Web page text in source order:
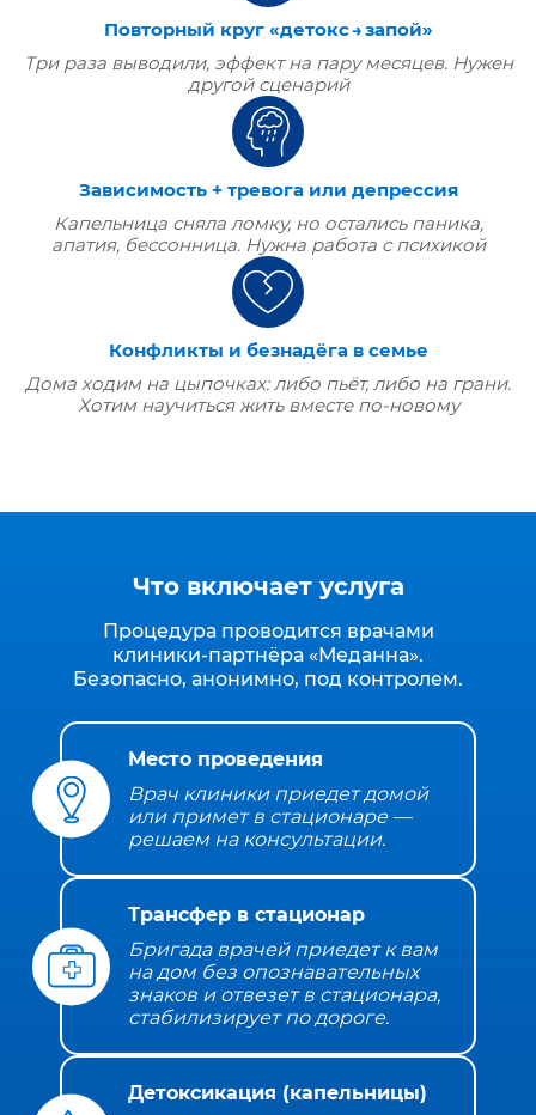
Повторный круг «детокс → запой»
Три раза выводили, эффект на пару месяцев. Нужен
другой сценарий
Зависимость + тревога или депрессия
Капельница сняла ломку, но остались паника,
апатия, бессонница. Нужна работа с психикой
Конфликты и безнадёга в семье
Дома ходим на цыпочках: либо пьёт, либо на грани.
Хотим научиться жить вместе по‑новому
Что включает услуга
Процедура проводится врачами
клиники‑партнёра «Меданна».
Безопасно, анонимно, под контролем.
Место проведения
Врач клиники приедет домой
или примет в стационаре —
решаем на консультации.
Трансфер в стационар
Бригада врачей приедет к вам
на дом без опознавательных
знаков и отвезет в стационара,
стабилизирует по дороге.
Детоксикация (капельницы)